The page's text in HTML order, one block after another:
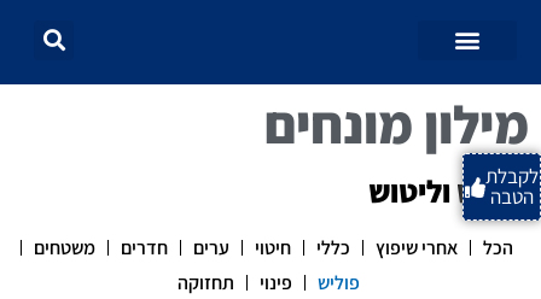
לקבלת
הטבה
מילון מונחים
פוליש וליטוש
הכל אחרי שיפוץ כללי חיטוי ערים חדרים
משטחים
פוליש
פינוי תחזוקה